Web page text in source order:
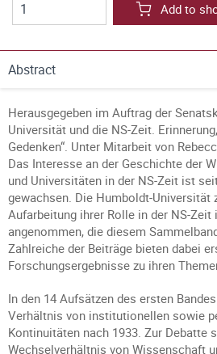
Add to
Abstract
Herausgegeben im Auftrag der
Universität und die NS-Zeit.
Gedenken“. Unter Mitarbeit von
Das Interesse an der Geschichte der
und Universitäten in der NS-Zeit ist
gewachsen. Die Humboldt-Universität
Aufarbeitung ihrer Rolle in der NS-Zeit
angenommen, die diesem
Zahlreiche der Beiträge bieten dabei
Forschungsergebnisse zu ihren
In den 14 Aufsätzen des ersten
Verhältnis von institutionellen sowie
Kontinuitäten nach 1933. Zur Debatte
Wechselverhältnis von Wissenschaft